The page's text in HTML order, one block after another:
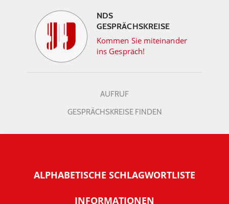
NDS
GESPRÄCHSKREISE
Kommen Sie miteinander
ins Gespräch!
AUFRUF
GESPRÄCHSKREISE FINDEN
ALPHABETISCHE SCHLAGWORTLISTE
INFORMATIONEN